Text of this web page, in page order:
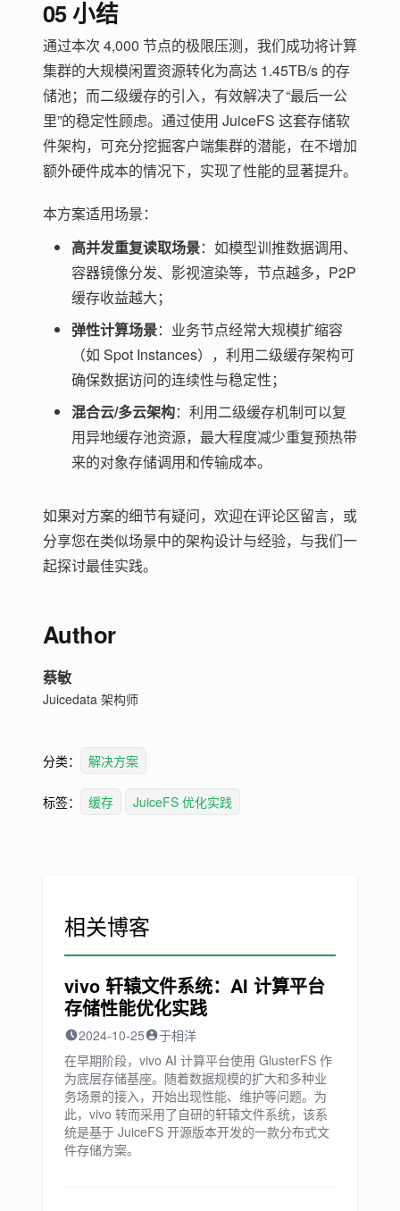
05 小结
通过本次 4,000 节点的极限压测，我们成功将计算
集群的大规模闲置资源转化为高达 1.45TB/s 的存
储池；而二级缓存的引入，有效解决了“最后一公
里”的稳定性顾虑。通过使用 JuiceFS 这套存储软
件架构，可充分挖掘客户端集群的潜能，在不增加
额外硬件成本的情况下，实现了性能的显著提升。
本方案适用场景：
高并发重复读取场景：如模型训推数据调用、
容器镜像分发、影视渲染等，节点越多，P2P
缓存收益越大；
弹性计算场景：业务节点经常大规模扩缩容
（如 Spot Instances），利用二级缓存架构可
确保数据访问的连续性与稳定性；
混合云/多云架构：利用二级缓存机制可以复
用异地缓存池资源，最大程度减少重复预热带
来的对象存储调用和传输成本。
如果对方案的细节有疑问，欢迎在评论区留言，或
分享您在类似场景中的架构设计与经验，与我们一
起探讨最佳实践。
Author
蔡敏
Juicedata 架构师
分类： 解决方案
标签： 缓存 JuiceFS 优化实践
相关博客
vivo 轩辕文件系统：AI 计算平台
存储性能优化实践
2024-10-25
于相洋
在早期阶段，vivo AI 计算平台使用 GlusterFS 作
为底层存储基座。随着数据规模的扩大和多种业
务场景的接入，开始出现性能、维护等问题。为
此，vivo 转而采用了自研的轩辕文件系统，该系
统是基于 JuiceFS 开源版本开发的一款分布式文
件存储方案。